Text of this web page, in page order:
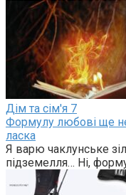
Дім та сім'я 7
Формулу любові ще
ласка
Я варю чаклунське
підземелля… Ні,